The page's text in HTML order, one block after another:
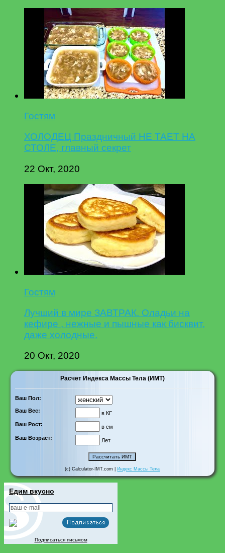
Гостям
ХОЛОДЕЦ Праздничный НЕ ТАЕТ НА
СТОЛЕ, главный секрет
22 Окт, 2020
Гостям
Лучший в мире ЗАВТРАК. Оладьи на
кефире , нежные и пышные как бисквит,
даже холодные.
20 Окт, 2020
Расчет Индекса Массы Тела (ИМТ)
Ваш Пол:
Ваш Вес:
в КГ
Ваш Рост:
в см
Ваш Возраст:
Лет
(c) Calculator-IMT.com | Индекс Массы Тела
Едим вкусно
Подписаться письмом